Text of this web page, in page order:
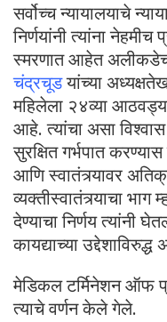
सर्वोच्च न्यायालयाचे
निर्णयांनी त्यांना नेहमीच
स्मरणात आहेत अलीकडेच
चंद्रचूडयांच्या
महिलेला २४व्या
आहे. त्यांचा असा विश्वास
सुरक्षित गर्भपात
आणि स्वातंत्र्यावर
व्यक्तीस्वातंत्र्याचा
देण्याचा निर्णय त्यांनी
कायद्याच्या
मेडिकल टर्मिनेशन ऑफ
त्याचे वर्णन केले गेले.